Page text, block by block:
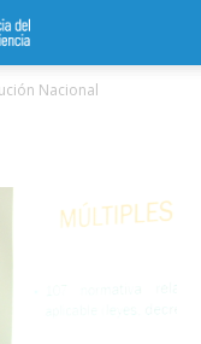
Nacional